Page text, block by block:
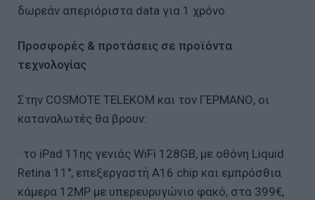
δωρεάν απεριόριστα data για 1 χρόνο.
Προσφορές & προτάσεις σε προϊόντα
τεχνολογίας
Στην COSMOTE TELEKOM και τον ΓΕΡΜΑΝΟ, οι
καταναλωτές θα βρουν:
· το iPad 11ης γενιάς WiFi 128GB, με οθόνη Liquid
Retina 11'', επεξεργαστή A16 chip και εμπρόσθια
κάμερα 12MP με υπερευρυγώνιο φακό, στα 399€,